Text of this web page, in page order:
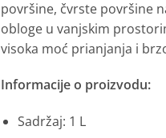
površine, čvrste površine
obloge u vanjskim
visoka moć prianjanja i
Informacije o proizvodu:
Sadržaj: 1 L